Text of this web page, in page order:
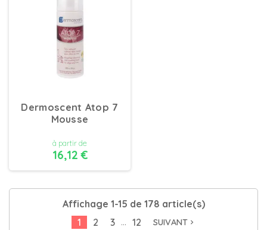
Dermoscent Atop 7
Mousse
à partir de
16,12 €
DÉTAILS
Affichage 1-15 de 178 article(s)
1
2 3 … 12 SUIVANTnavigate_next